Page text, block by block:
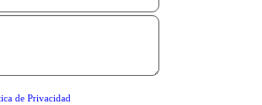
de Privacidad